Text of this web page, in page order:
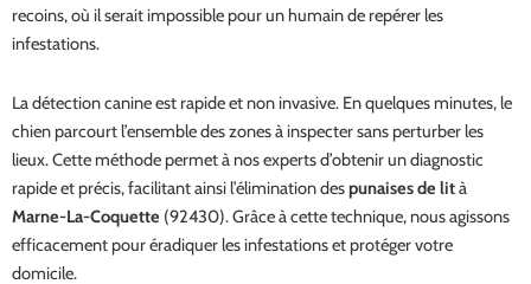
recoins, où il serait impossible pour un humain de repérer les
infestations.
La détection canine est rapide et non invasive. En quelques minutes, le
chien parcourt l’ensemble des zones à inspecter sans perturber les
lieux. Cette méthode permet à nos experts d’obtenir un diagnostic
rapide et précis, facilitant ainsi l’élimination despunaises de lità
Marne-La-Coquette (92430). Grâce à cette technique, nous agissons
efficacement pour éradiquer les infestations et protéger votre
domicile.